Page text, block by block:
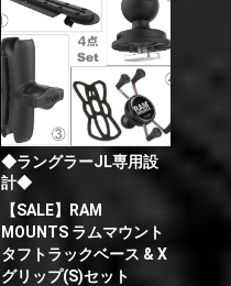
◆ラングラーJL専用設
計◆
【SALE】RAM
MOUNTS ラムマウント
タフトラックベース & X
グリップ(S)セット